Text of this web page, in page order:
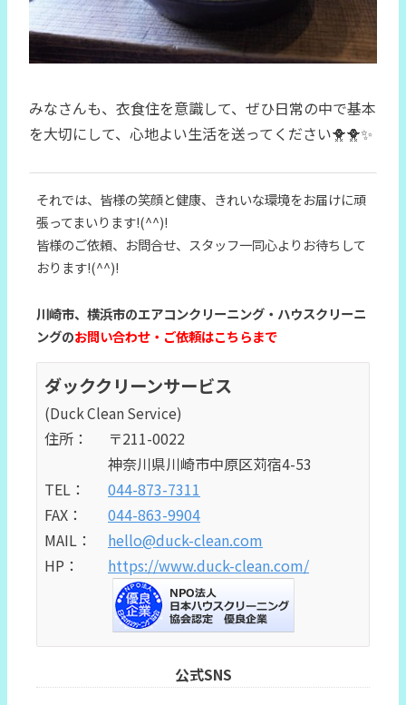
みなさんも、衣食住を意識して、 ぜひ日常の中で基本
を大切にして、心地よい生活を送ってください🐥🐥✨
それでは、皆様の笑顔と健康、きれいな環境をお届けに頑
張ってまいります!(^^)!
皆様のご依頼、お問合せ、スタッフ一同心よりお待ちして
おります!(^^)!
川崎市、横浜市のエアコンクリーニング・ハウスクリーニ
ングのお問い合わせ・ご依頼はこちらまで
ダッククリーンサービス
(Duck Clean Service)
住所：
〒211-0022
神奈川県川崎市中原区苅宿4-53
TEL：
044-873-7311
FAX：
044-863-9904
MAIL：
hello@duck-clean.com
HP：
https://www.duck-clean.com/
公式SNS